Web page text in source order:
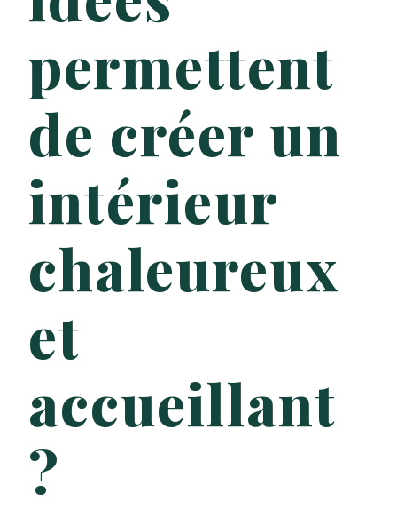
permettent
de créer un
intérieur
chaleureux
et
accueillant
?